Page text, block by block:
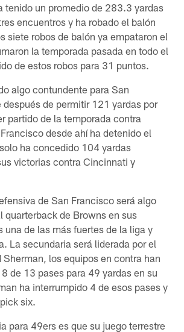
tenido un promedio de 283.3 yardas
encuentros y ha robado el balón
siete robos de balón ya empataron el
la temporada pasada en todo el
de estos robos para 31 puntos.
algo contundente para San
después de permitir 121 yardas por
partido de la temporada contra
desde ahí ha detenido el
ha concedido 104 yardas
victorias contra Cincinnati y
de San Francisco será algo
quarterback de Browns en sus
una de las más fuertes de la liga y
La secundaria será liderada por el
Sherman, los equipos en contra han
de 13 pases para 49 yardas en su
ha interrumpido 4 de esos pases y
six.
para 49ers es que su juego terrestre